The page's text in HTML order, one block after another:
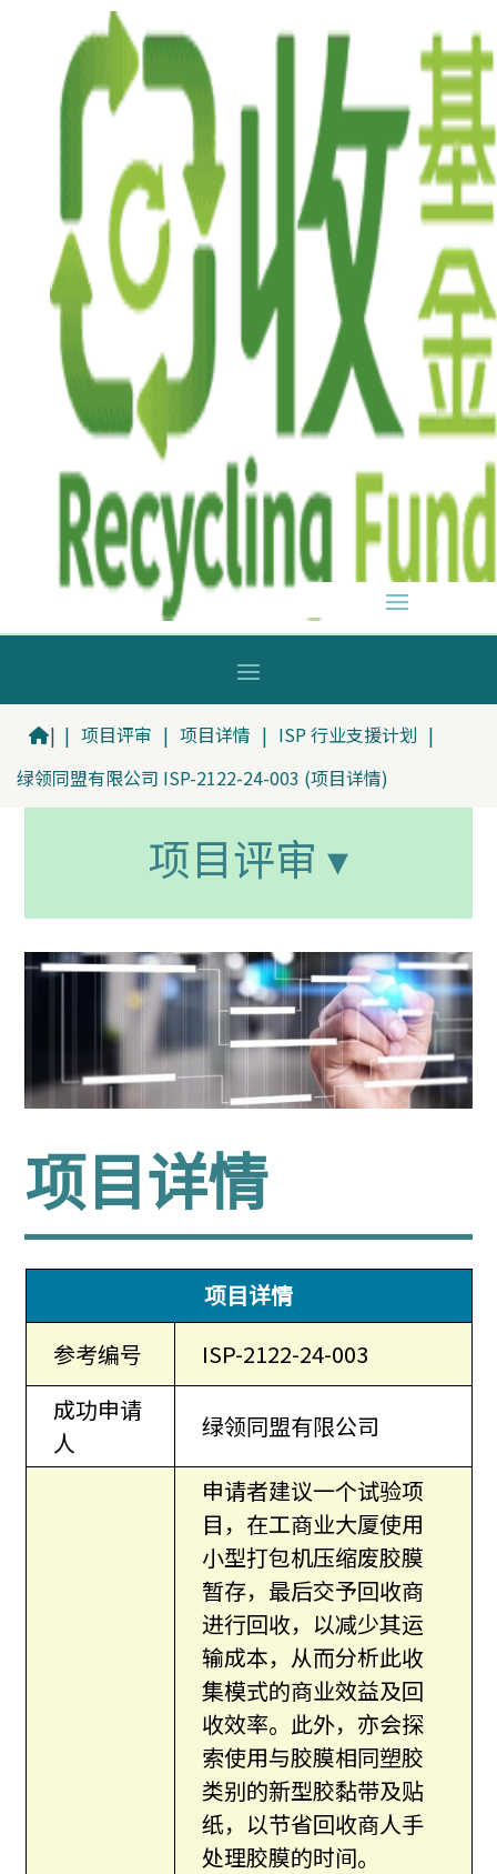
| | 项目评审 | 项目详情 | ISP 行业支援计划 |
绿领同盟有限公司 ISP-2122-24-003 (项目详情)
项目评审 ▾
项目详情
项目详情
参考编号
ISP-2122-24-003
成功申请
人
绿领同盟有限公司
申请者建议一个试验项
目，在工商业大厦使用
小型打包机压缩废胶膜
暂存，最后交予回收商
进行回收，以减少其运
输成本，从而分析此收
集模式的商业效益及回
收效率。此外，亦会探
索使用与胶膜相同塑胶
类别的新型胶黏带及贴
纸，以节省回收商人手
处理胶膜的时间。